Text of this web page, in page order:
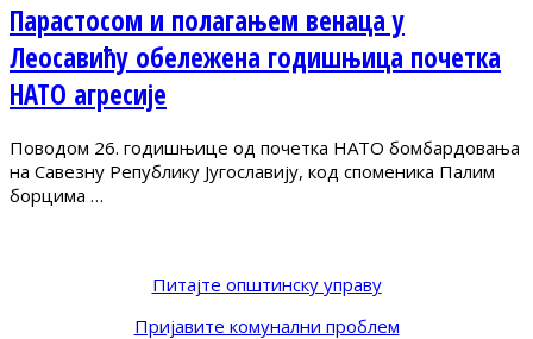
Парастосом и полагањем венаца у
Леосавићу обележена годишњица почетка
НАТО агресије
Поводом 26. годишњице од почетка НАТО бомбардовања
на Савезну Републику Југославију, код споменика Палим
борцима …
Питајте општинску управу
Пријавите комунални проблем